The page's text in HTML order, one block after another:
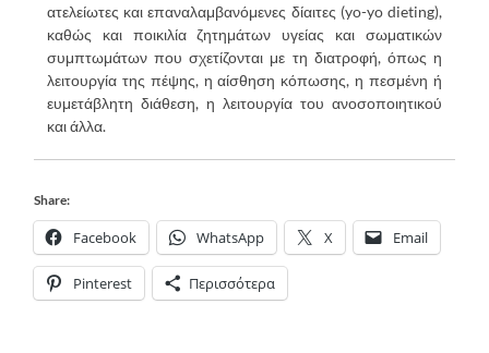
ατελείωτες και επαναλαμβανόμενες δίαιτες (yo-yo dieting),
καθώς και ποικιλία ζητημάτων υγείας και σωματικών
συμπτωμάτων που σχετίζονται με τη διατροφή, όπως η
λειτουργία της πέψης, η αίσθηση κόπωσης, η πεσμένη ή
ευμετάβλητη διάθεση, η λειτουργία του ανοσοποιητικού
και άλλα.
Share:
Facebook WhatsApp X Email
Pinterest Περισσότερα